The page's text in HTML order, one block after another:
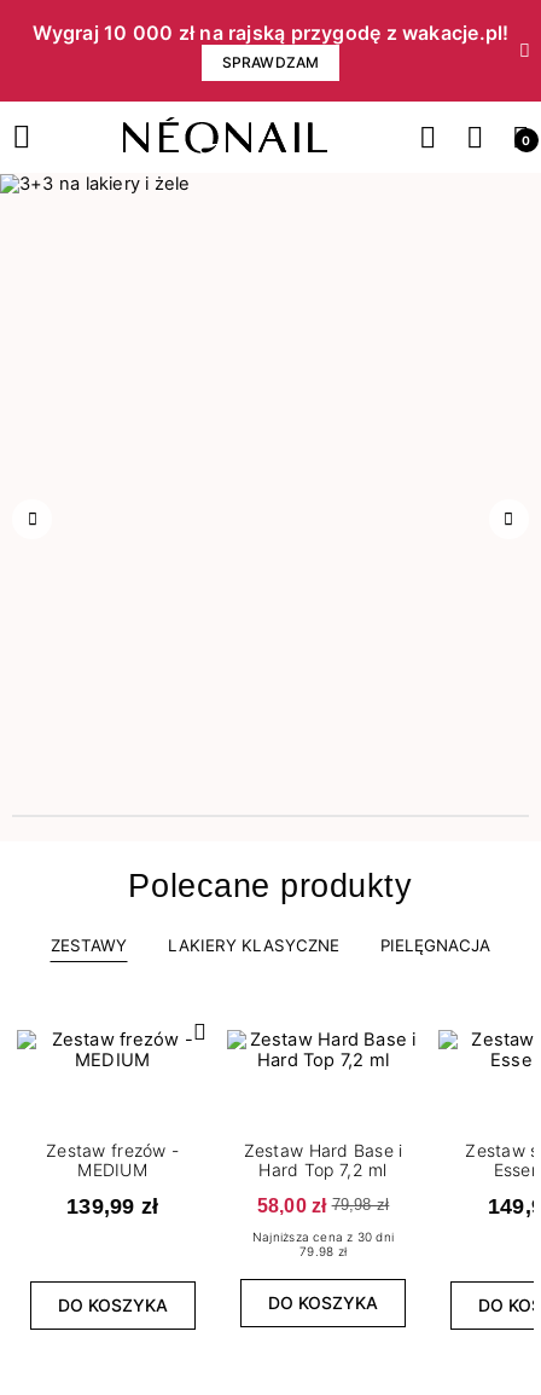
Wygraj 10 000 zł na rajską przygodę z wakacje.pl!​
SPRAWDZAM
0
Polecane produkty
ZESTAWY LAKIERY KLASYCZNE PIELĘGNACJA
Zestaw frezów -
MEDIUM
139,99 zł
DO KOSZYKA
Zestaw Hard Base i
Hard Top 7,2 ml
58,00 zł 79,98 zł
Najniższa cena z 30 dni
79.98 zł
DO KOSZYKA
Zestaw
DO